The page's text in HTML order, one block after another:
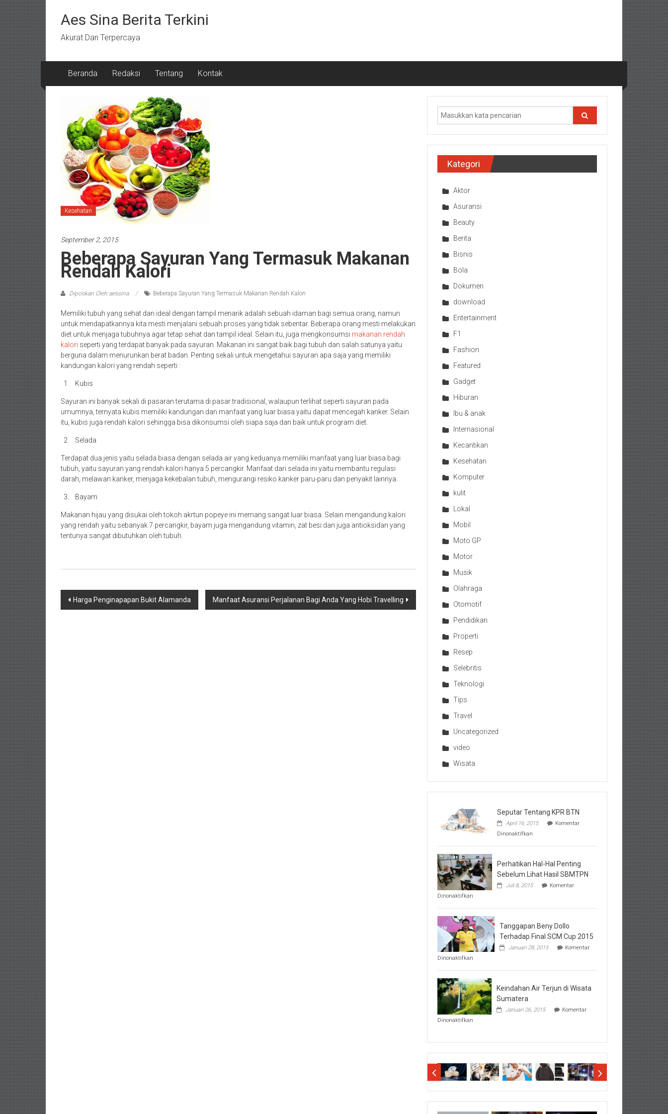
kontenAes Sina Berita Terkini
Akurat Dan Terpercaya
Beranda Redaksi Tentang Kontak
Kesehatan
September 2, 2015
Beberapa Sayuran Yang Termasuk Makanan
Rendah Kalori
Diposkan Oleh:aessina Beberapa Sayuran Yang Termasuk Makanan Rendah Kalori
Memiliki tubuh yang sehat dan ideal dengan tampil menarik adalah sebuah idaman bagi semua orang, namun
untuk mendapatkannya kita mesti menjalani sebuah proses yang tidak sebentar. Beberapa orang mesti melakukan
diet untuk menjaga tubuhnya agar tetap sehat dan tampil ideal. Selain itu, juga mengkonsumsi makanan rendah
kalori seperti yang terdapat banyak pada sayuran. Makanan ini sangat baik bagi tubuh dan salah satunya yaitu
berguna dalam menurunkan berat badan. Penting sekali untuk mengetahui sayuran apa saja yang memiliki
kandungan kalori yang rendah seperti :
Kubis
Sayuran ini banyak sekali di pasaran terutama di pasar tradisional, walaupun terlihat seperti sayuran pada
umumnya, ternyata kubis memiliki kandungan dan manfaat yang luar biasa yaitu dapat mencegah kanker. Selain
itu, kubis juga rendah kalori sehingga bisa dikonsumsi oleh siapa saja dan baik untuk program diet.
Selada
Terdapat dua jenis yaitu selada biasa dengan selada air yang keduanya memiliki manfaat yang luar biasa bagi
tubuh, yaitu sayuran yang rendah kalori hanya 5 percangkir. Manfaat dari selada ini yaitu membantu regulasi
darah, melawan kanker, menjaga kekebalan tubuh, mengurangi resiko kanker paru-paru dan penyakit lainnya.
Bayam
Makanan hijau yang disukai oleh tokoh akrtun popeye ini memang sangat luar biasa. Selain mengandung kalori
yang rendah yaitu sebanyak 7 percangkir, bayam juga mengandung vitamin, zat besi dan juga antioksidan yang
tentunya sangat dibutuhkan oleh tubuh.
Navigasi
Harga Penginapapan Bukit Alamanda Manfaat Asuransi Perjalanan Bagi Anda Yang Hobi Travelling
Kategori
Aktor
Asuransi
Beauty
Berita
Bisnis
Bola
Dokumen
download
Entertainment
F1
Fashion
Featured
Gadget
Hiburan
Ibu & anak
Internasional
Kecantikan
Kesehatan
Komputer
kulit
Lokal
Mobil
Moto GP
Motor
Musik
Olahraga
Otomotif
Pendidikan
Properti
Resep
Selebritis
Teknologi
Tips
Travel
Uncategorized
video
Wisata
Seputar Tentang KPR BTN
April 16, 2015
Komentar
Dinonaktifkan
Tentang
BTN
Perhatikan Hal-Hal Penting
Sebelum Lihat Hasil SBMTPN
Juli 8, 2015
Komentar
Dinonaktifkan
Hal-
Hal
Penting
Sebelum
Lihat
Hasil
Tanggapan Beny Dollo
Terhadap Final SCM Cup 2015
Januari 28, 2015
Komentar
Dinonaktifkan
Beny
Dollo
Terhadap
Final
SCM
Cup
Keindahan Air Terjun di Wisata
Sumatera
Januari 26, 2015
Komentar
Dinonaktifkan
Terjun
Sumatera